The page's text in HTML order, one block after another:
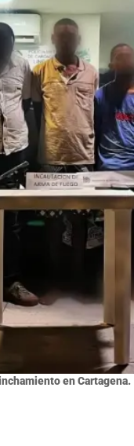
en Cartagena.